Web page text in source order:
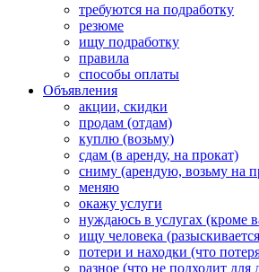
требуются на подработку
резюме
ищу подработку
правила
способы оплаты
Объявления
акции, скидки
продам (отдам)
куплю (возьму)
сдам (в аренду, на прокат)
сниму (арендую, возьму на
меняю
окажу услуги
нуждаюсь в услугах (кроме
ищу человека
потери и находки (что
разное (что не подходит для